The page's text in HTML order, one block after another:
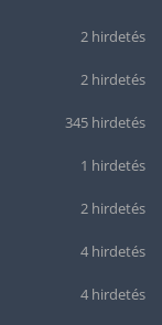
2 hirdetés
2 hirdetés
345 hirdetés
1 hirdetés
2 hirdetés
4 hirdetés
4 hirdetés